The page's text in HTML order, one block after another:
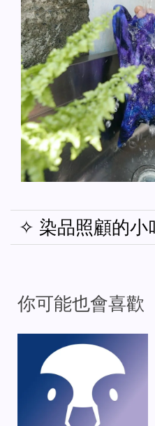
✧ 染品照顧的小
你可能也會喜歡